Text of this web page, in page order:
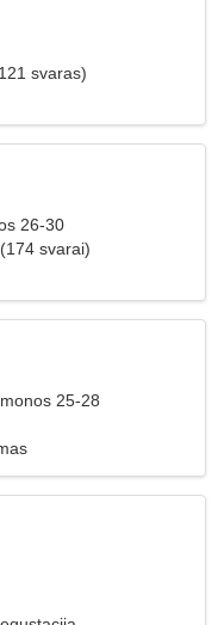
svaras)
26-30
svarai)
25-28